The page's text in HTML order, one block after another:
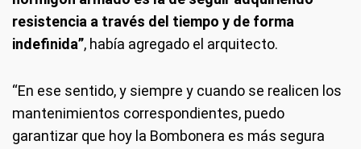
resistencia a través del tiempo y de forma
indefinida”, había agregado el arquitecto.
“En ese sentido, y siempre y cuando se realicen los
mantenimientos correspondientes, puedo
garantizar que hoy la Bombonera es más segura